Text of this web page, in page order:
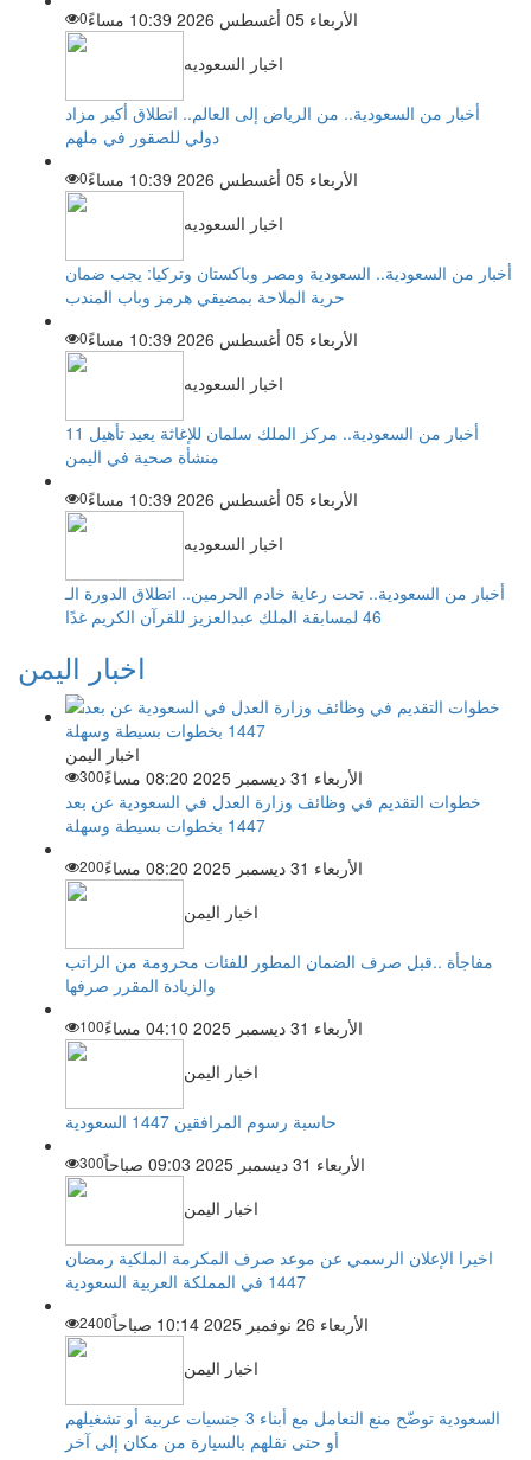
الأربعاء 05 أغسطس 2026 10:39 مساءً
0
اخبار السعوديه
أخبار من السعودية.. من الرياض إلى العالم.. انطلاق أكبر مزاد
دولي للصقور في ملهم
الأربعاء 05 أغسطس 2026 10:39 مساءً
0
اخبار السعوديه
أخبار من السعودية.. السعودية ومصر وباكستان وتركيا: يجب ضمان
حرية الملاحة بمضيقي هرمز وباب المندب
الأربعاء 05 أغسطس 2026 10:39 مساءً
0
اخبار السعوديه
أخبار من السعودية.. مركز الملك سلمان للإغاثة يعيد تأهيل 11
منشأة صحية في اليمن
الأربعاء 05 أغسطس 2026 10:39 مساءً
0
اخبار السعوديه
أخبار من السعودية.. تحت رعاية خادم الحرمين.. انطلاق الدورة الـ
46 لمسابقة الملك عبدالعزيز للقرآن الكريم غدًا
اخبار اليمن
اخبار اليمن
الأربعاء 31 ديسمبر 2025 08:20 مساءً
300
خطوات التقديم في وظائف وزارة العدل في السعودية عن بعد
1447 بخطوات بسيطة وسهلة
الأربعاء 31 ديسمبر 2025 08:20 مساءً
200
اخبار اليمن
مفاجأة ..قبل صرف الضمان المطور للفئات محرومة من الراتب
والزيادة المقرر صرفها
الأربعاء 31 ديسمبر 2025 04:10 مساءً
100
اخبار اليمن
حاسبة رسوم المرافقين 1447 السعودية
الأربعاء 31 ديسمبر 2025 09:03 صباحاً
300
اخبار اليمن
اخيرا الإعلان الرسمي عن موعد صرف المكرمة الملكية رمضان
1447 في المملكة العربية السعودية
الأربعاء 26 نوفمبر 2025 10:14 صباحاً
2400
اخبار اليمن
السعودية توضّح منع التعامل مع أبناء 3 جنسيات عربية أو تشغيلهم
أو حتى نقلهم بالسيارة من مكان إلى آخر